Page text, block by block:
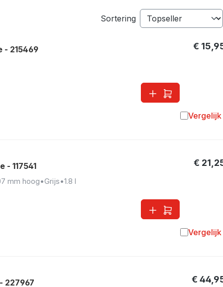
Sortering
- 215469 €
Vergelijk
- 117541
mm hoog•Grijs•1.8 l
€
Vergelijk
227967 €